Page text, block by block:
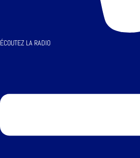
ÉCOUTEZ LA RADIO